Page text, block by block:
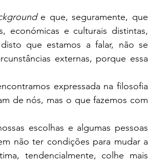
e que, seguramente, que
económicas e culturais distintas,
que estamos a falar, não se
externas, porque essa
expressada na filosofia
de nós, mas o que fazemos com
escolhas e algumas pessoas
não ter condições para mudar a
tendencialmente, colhe mais